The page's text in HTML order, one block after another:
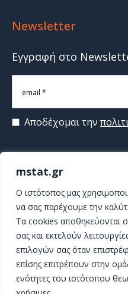
mstat.gr
O ιστότοπος μας
να σας παρέχουμε την
Τα cookies αποθηκεύονται
σας και εκτελούν
επιλογών σας όταν
επίσης επιτρέπουν στην
ενότητες του ιστότοπου
Newsletter
Εγγραφή στο
Αποδέχομαι την
>